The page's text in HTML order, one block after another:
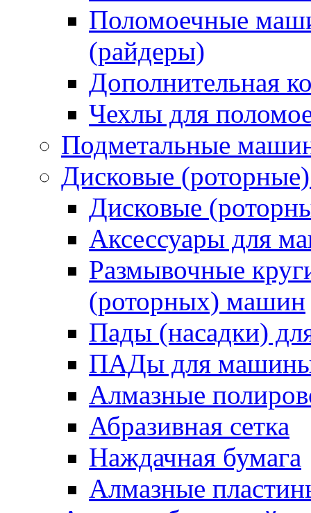
Поломоечные
(райдеры)
Дополнительная
Чехлы для
Подметальные
Дисковые
Дисковые
Аксессуары для
Размывочные
(роторных) машин
Пады (насадки)
ПАДы для
Алмазные
Абразивная сетка
Наждачная бумага
Алмазные